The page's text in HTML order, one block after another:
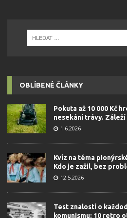
OBLÍBENÉ ČLÁNKY
Pokuta až 10 000 Kč
nesekání trávy.
1.6.2026
Kvíz na téma
Kdo je zažil, bez
12.5.2026
Test znalostí o
komunismu: 10 retro